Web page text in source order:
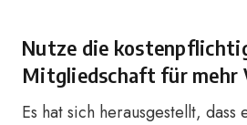
Nutze die
Mitgliedschaft für mehr
Es hat sich herausgestellt, dass